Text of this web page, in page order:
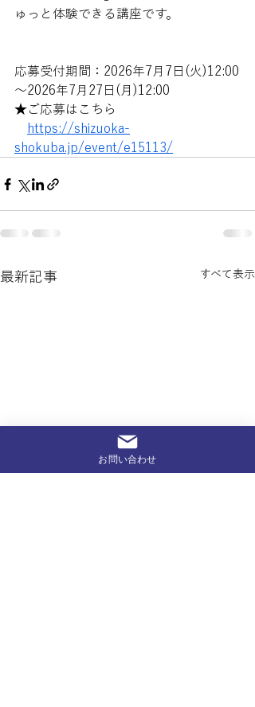
ゅっと体験できる講座です。
応募受付期間：2026年7月7日(火)12:00
～2026年7月27日(月)12:00
★ご応募はこちら
https://shizuoka-
shokuba.jp/event/e15113/
最新記事 すべて表示
お問い合わせ